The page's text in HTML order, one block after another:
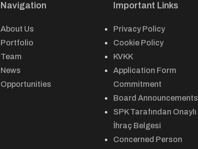
Navigation
About Us
Portfolio
Team
News
Opportunities
Important Links
Privacy Policy
Cookie Policy
KVKK
Application Form
Commitment
Board Announcements
SPK Tarafından Onaylı
İhraç Belgesi
Concerned Person